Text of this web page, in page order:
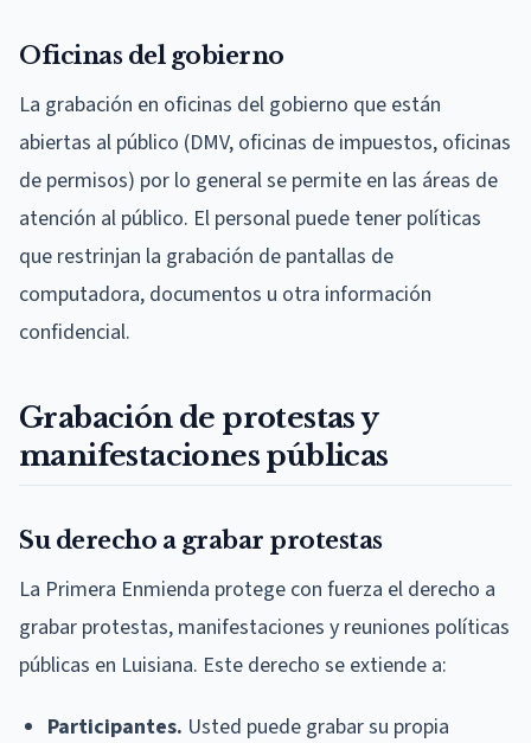
Oficinas del gobierno
La grabación en oficinas del gobierno que están
abiertas al público (DMV, oficinas de impuestos, oficinas
de permisos) por lo general se permite en las áreas de
atención al público. El personal puede tener políticas
que restrinjan la grabación de pantallas de
computadora, documentos u otra información
confidencial.
Grabación de protestas y
manifestaciones públicas
Su derecho a grabar protestas
La Primera Enmienda protege con fuerza el derecho a
grabar protestas, manifestaciones y reuniones políticas
públicas en Luisiana. Este derecho se extiende a:
Participantes. Usted puede grabar su propia